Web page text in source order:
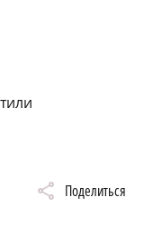
Поделиться